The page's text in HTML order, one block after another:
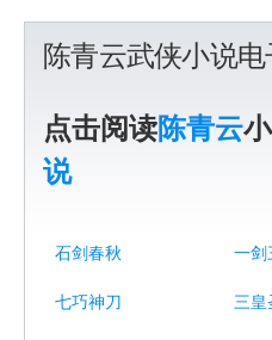
陈青云武侠小说
点击阅读陈青云
说
石剑春秋 一剑
七巧神刀 三皇